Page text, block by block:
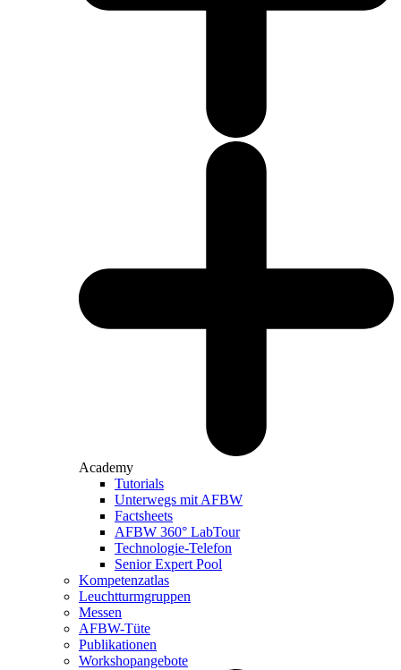
Academy
Tutorials
Unterwegs mit AFBW
Factsheets
AFBW 360° LabTour
Technologie-Telefon
Senior Expert Pool
Kompetenzatlas
Leuchtturm­gruppen
Messen
AFBW-Tüte
Publikationen
Workshopangebote